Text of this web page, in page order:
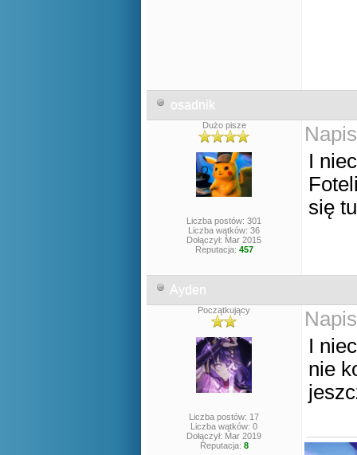
osadnik
Dużo pisze
Liczba postów: 301
Liczba wątków: 36
Dołączył: Mar 2015
Reputacja: 457
I
się
Ayden
Początkujący
Liczba postów: 17
Liczba wątków: 0
Dołączył: Mar 2019
Reputacja: 8
I
nie